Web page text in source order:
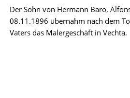
Der Sohn von Hermann Baro,
08.11.1896 übernahm nach dem
Vaters das Malergeschäft in Vechta.